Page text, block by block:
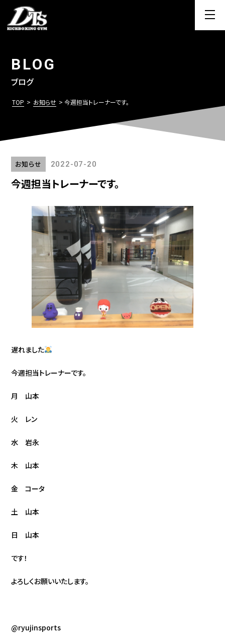
BLOG
ブログ
TOP > お知らせ > 今週担当トレーナーです。
お知らせ 2022-07-20
今週担当トレーナーです。
遅れました
今週担当トレーナーです。
月 山本
火 レン
水 岩永
木 山本
金 コータ
土 山本
日 山本
です！
よろしくお願いいたします。
@ryujinsports